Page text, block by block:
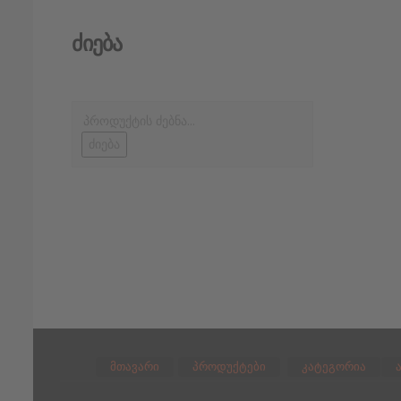
Ძიება
მთავარი პროდუქტები კატეგორია